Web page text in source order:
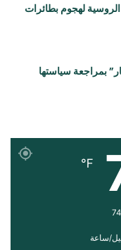
لهجوم بطائرات
بمراجعة سياستها
℉